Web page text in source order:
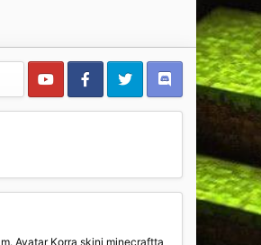
Avatar Korra skini minecraftta